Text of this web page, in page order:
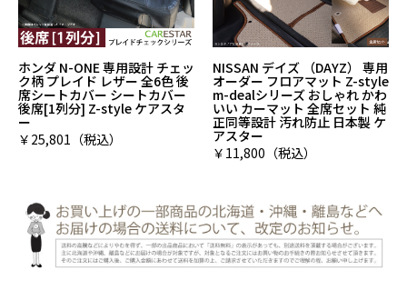
ホンダ N-ONE 専用設計 チェッ
ク柄 プレイド レザー 全6色 後
席シートカバー シートカバー
後席[1列分] Z-style ケアスタ
ー
￥25,801（税込）
NISSAN デイズ （DAYZ） 専用
オーダー フロアマット Z-style
m-dealシリーズ おしゃれ かわ
いい カーマット 全席セット 純
正同等設計 汚れ防止 日本製 ケ
アスター
￥11,800（税込）